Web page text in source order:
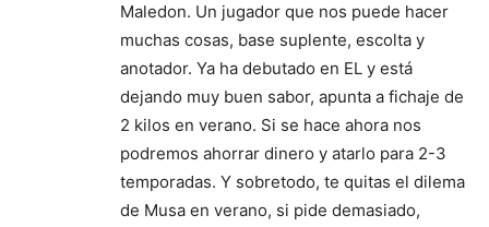
Maledon. Un jugador que nos puede hacer
muchas cosas, base suplente, escolta y
anotador. Ya ha debutado en EL y está
dejando muy buen sabor, apunta a fichaje de
2 kilos en verano. Si se hace ahora nos
podremos ahorrar dinero y atarlo para 2-3
temporadas. Y sobretodo, te quitas el dilema
de Musa en verano, si pide demasiado,